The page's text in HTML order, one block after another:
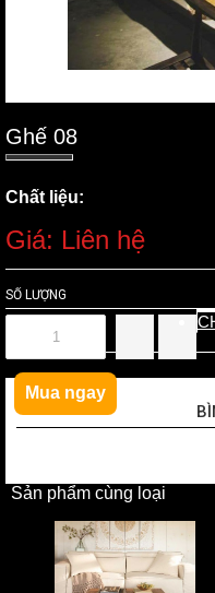
Ghế 08
Chất liệu:
Giá: Liên hệ
SỐ LƯỢNG
Mua ngay
Sản phẩm cùng loại